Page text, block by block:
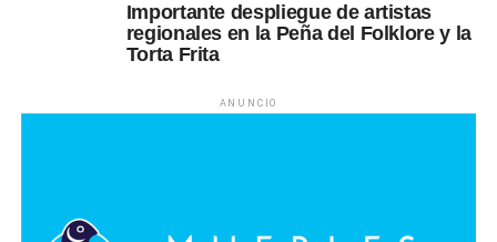
Importante despliegue de artistas
regionales en la Peña del Folklore y la
Torta Frita
ANUNCIO